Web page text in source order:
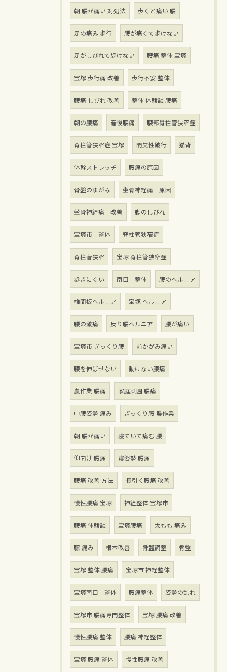
朝 腰が痛い 対処法 歩くと痛い 腰
足の痛み 歩行 腰が痛くて歩けない
足がしびれて歩けない 腰痛 整体 宝塚
宝塚 歩行痛 改善 歩行不安 整体
腰痛 しびれ 改善 整体 体験談 腰痛
朝の腰痛 産後腰痛 腰部脊柱管狭窄症
脊柱管狭窄症 宝塚 間欠性跛行 猫背
体幹ストレッチ 腰痛の原因
骨盤のゆがみ 坐骨神経痛 原因
坐骨神経痛 改善 脚のしびれ
宝塚市 整体 脊柱管狭窄症
脊柱菅狭窄 宝塚 脊柱管狭窄症
歩きにくい 南口 整体 腰のヘルニア
椎間板ヘルニア 宝塚 ヘルニア
腰の激痛 反り腰ヘルニア 腰が痛い
宝塚市 ぎっくり腰 前かがみ痛い
腰を伸ばせない 動けない腰痛
農作業 腰痛 家庭菜園 腰痛
中腰姿勢 痛み ぎっくり腰 農作業
朝 腰が痛い 寝ていて痛む 腰
仰向け 腰痛 寝姿勢 腰痛
腰痛 改善 方法 長引く腰痛 改善
慢性腰痛 宝塚 神経整体 宝塚市
腰痛 体験談 宝塚腰痛 太もも 痛み
膝 痛み 根本改善 骨盤調整 骨盤
宝塚 整体 腰痛 宝塚市 神経整体
宝塚南口 整体 腰痛整体 姿勢の乱れ
宝塚市 腰痛専門整体 宝塚 腰痛 改善
慢性腰痛 整体 腰痛 神経整体
宝塚 腰痛 整体 慢性腰痛 改善